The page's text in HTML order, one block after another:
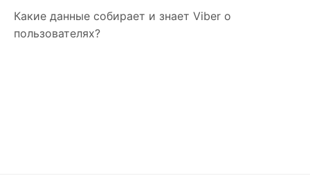
Какие данные собирает и знает Viber о
пользователях?